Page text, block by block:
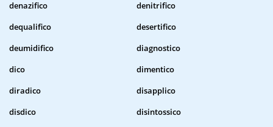
denazifico
denitrifico
dequalifico
desertifico
deumidifico
diagnostico
dico
dimentico
diradico
disapplico
disdico
disintossico